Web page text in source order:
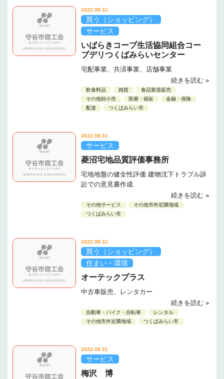
2022.08.31
買う（ショッピング）
サービス
いばらきコープ生活協同組合コー
プデリつくばみらいセンター
宅配事業、共済事業、店舗事業
続きを読む »
飲食料品 雑貨
食品製造販売
その他卸小売
医療・福祉
金融・保険
配達
つくばみらい市
2022.08.31
サービス
菱沼宅地品質評価事務所
宅地地盤の健全性評価 建物沈下トラブル訴
訟での意見書作成
続きを読む »
その他サービス
その他市外近隣地域
つくばみらい市
2022.08.31
買う（ショッピング）
住まい・環境
オーテックプラス
中古車販売、レンタカー
続きを読む »
自動車・バイク・自転車
レンタル
その他市外近隣地域
つくばみらい市
2022.08.31
サービス
梅沢 博